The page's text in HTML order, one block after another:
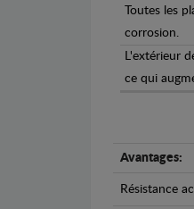
Toutes les
corrosion.
L'extérieur
ce qui
Avantages:
Résistance